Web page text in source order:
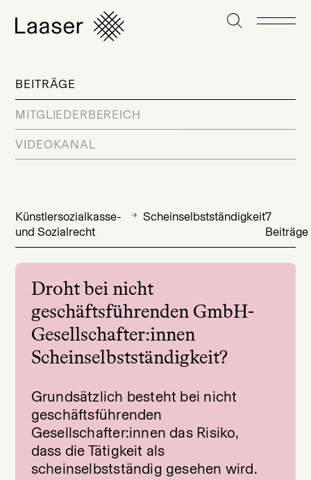
BEITRÄGE
MITGLIEDERBEREICH
VIDEOKANAL
Künstlersozialkasse-
und Sozialrecht
Scheinselbstständigkeit7
Beiträge
Droht bei nicht
geschäftsführenden GmbH-
Gesellschafter:innen
Scheinselbstständigkeit?
Grundsätzlich besteht bei nicht
geschäftsführenden
Gesellschafter:innen das Risiko,
dass die Tätigkeit als
scheinselbstständig gesehen wird.